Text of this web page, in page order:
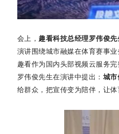
会上， 趣看科技总经理罗伟俊
演讲围绕城市融媒在体育赛事业
趣看作为国内头部视频云服务
罗伟俊先生在演讲中提出： 城市
给群众，把宣传变为陪伴，让